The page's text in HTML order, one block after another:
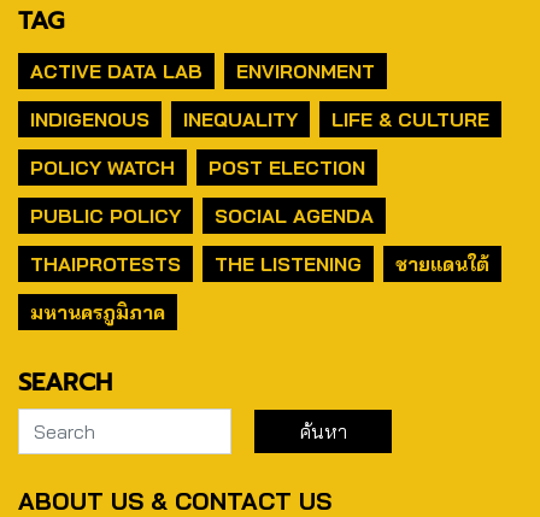
TAG
ACTIVE DATA LAB
ENVIRONMENT
INDIGENOUS
INEQUALITY
LIFE & CULTURE
POLICY WATCH
POST ELECTION
PUBLIC POLICY
SOCIAL AGENDA
THAIPROTESTS
THE LISTENING
ชายแดนใต้
มหานครภูมิภาค
SEARCH
ABOUT US & CONTACT US